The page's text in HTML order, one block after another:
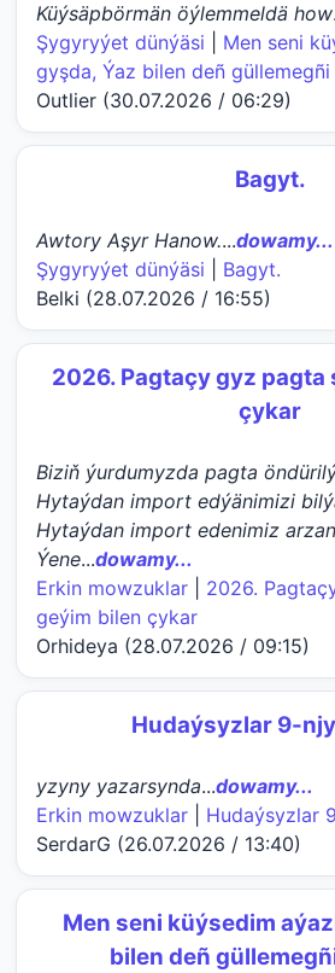
Küýsäpbörmän öýlemmeldä how
Şygyryýet dünýäsi
Men seni
gyşda, Ýaz bilen deñ güllemegñi
Outlier (30.07.2026 / 06:29)
Bagyt.
Awtory Aşyr Hanow....dowamy...
Şygyryýet dünýäsi
Bagyt.
Belki (28.07.2026 / 16:55)
2026. Pagtaçy gyz pagta
çykar
Biziň ýurdumyzda pagta
Hytaýdan import edýänimizi
Hytaýdan import edenimiz
Ýene...dowamy...
Erkin mowzuklar
2026.
geýim bilen çykar
Orhideya (28.07.2026 / 09:15)
Hudaýsyzlar 9-
yzyny yazarsynda...dowamy...
Erkin mowzuklar
Hudaýsyzlar
SerdarG (26.07.2026 / 13:40)
Men seni küýsedim
bilen deñ